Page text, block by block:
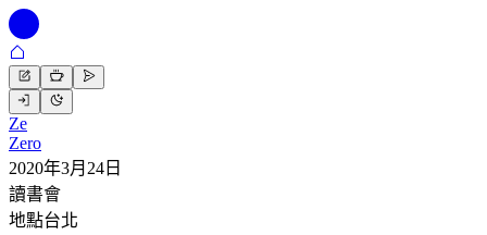
Ze
Zero
2020年3月24日
讀書會
地點台北